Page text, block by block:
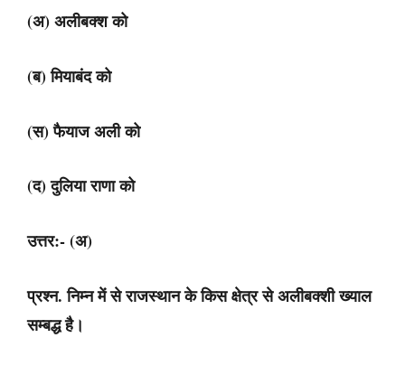
(अ) अलीबक्श को
(ब) मियाबंद को
(स) फैयाज अली को
(द) दुलिया राणा को
उत्तर:- (अ)
प्रश्न. निम्न में से राजस्थान के किस क्षेत्र से अलीबक्शी ख्याल
सम्बद्ध है।